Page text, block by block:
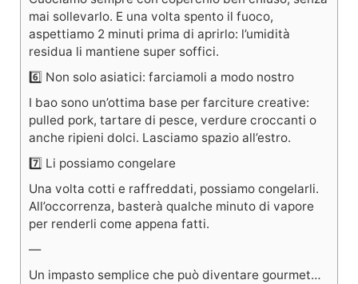
mai sollevarlo. E una volta spento il fuoco,
aspettiamo 2 minuti prima di aprirlo: l’umidità
residua li mantiene super soffici.
6️⃣ Non solo asiatici: farciamoli a modo nostro
I bao sono un’ottima base per farciture creative:
pulled pork, tartare di pesce, verdure croccanti o
anche ripieni dolci. Lasciamo spazio all’estro.
7️⃣ Li possiamo congelare
Una volta cotti e raffreddati, possiamo congelarli.
All’occorrenza, basterà qualche minuto di vapore
per renderli come appena fatti.
—
Un impasto semplice che può diventare gourmet…